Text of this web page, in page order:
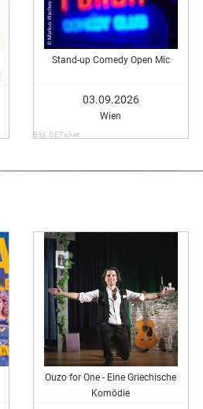
Stand-up Comedy Open Mic
03.09.2026
Wien
Bild: OETicket
Ouzo for One - Eine Griechische
Komödie